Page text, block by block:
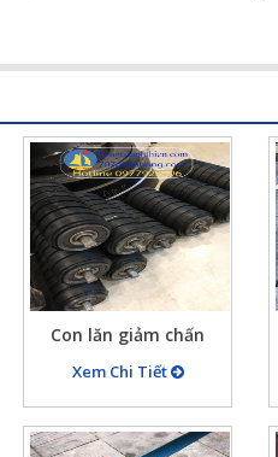
Con lăn giảm chấn
D89x250 bọc cao su
Xem Chi Tiết